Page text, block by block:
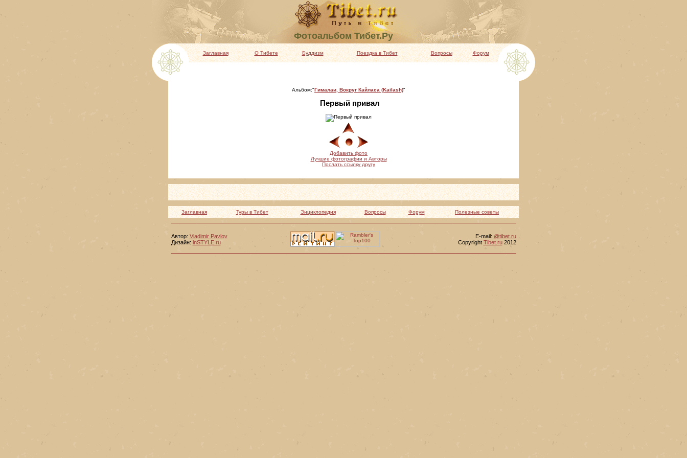
Фотоальбом Тибет.Ру
Заглавная О Тибете Буддизм Поездка в Тибет Вопросы Форум
Альбом:"Гималаи, Вокруг Кайласа (Kailash)"
Первый привал
Добавить фото
Лучшие фотографии и Авторы
Послать ссылку другу
Заглавная Туры в Тибет Энциклопедия Вопросы Форум Полезные советы
Автор: Vladimir Pavlov
Дизайн: inSTYLE.ru
Е-mail: @tibet.ru
Copyright Tibet.ru2012